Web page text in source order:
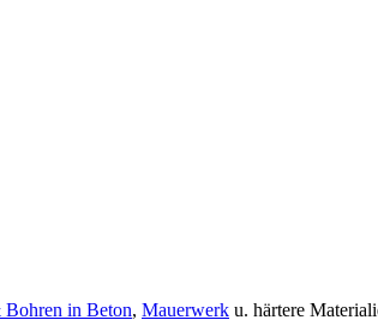
Bohren in Beton, Mauerwerk u. härtere